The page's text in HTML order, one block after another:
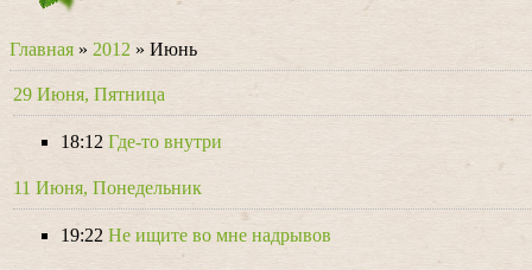
Главная » 2012 » Июнь
29 Июня, Пятница
18:12 Где-то внутри
11 Июня, Понедельник
19:22 Не ищите во мне надрывов